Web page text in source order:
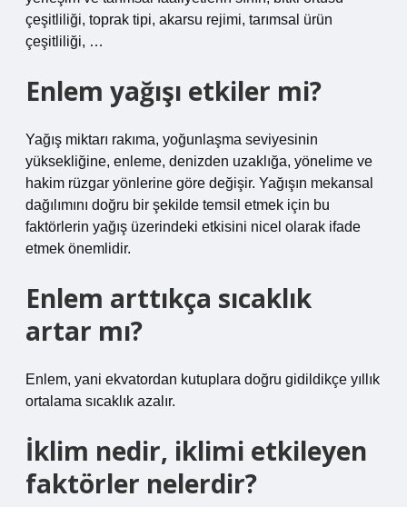
çeşitliliği, toprak tipi, akarsu rejimi, tarımsal ürün
çeşitliliği, …
Enlem yağışı etkiler mi?
Yağış miktarı rakıma, yoğunlaşma seviyesinin
yüksekliğine, enleme, denizden uzaklığa, yönelime ve
hakim rüzgar yönlerine göre değişir. Yağışın mekansal
dağılımını doğru bir şekilde temsil etmek için bu
faktörlerin yağış üzerindeki etkisini nicel olarak ifade
etmek önemlidir.
Enlem arttıkça sıcaklık
artar mı?
Enlem, yani ekvatordan kutuplara doğru gidildikçe yıllık
ortalama sıcaklık azalır.
İklim nedir, iklimi etkileyen
faktörler nelerdir?